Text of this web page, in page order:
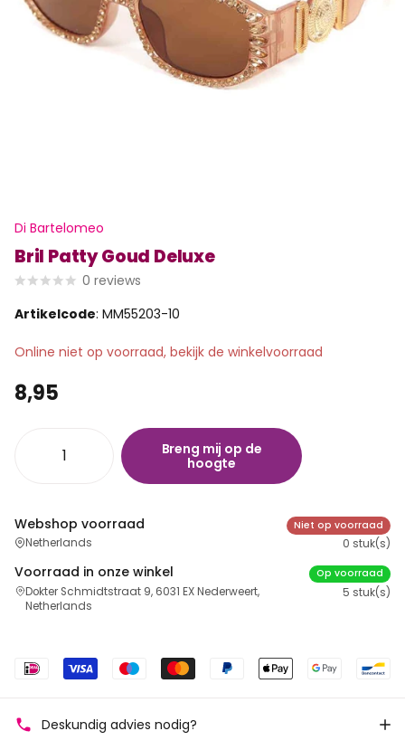
Di Bartelomeo
Bril Patty Goud Deluxe
0 reviews
Artikelcode: MM55203-10
Online niet op voorraad, bekijk de winkelvoorraad
8,95
Breng mij op de
hoogte
Webshop voorraad
Netherlands
Niet op voorraad
0 stuk(s)
Voorraad in onze winkel
Dokter Schmidtstraat 9, 6031 EX Nederweert,
Netherlands
Op voorraad
5 stuk(s)
Deskundig advies nodig?